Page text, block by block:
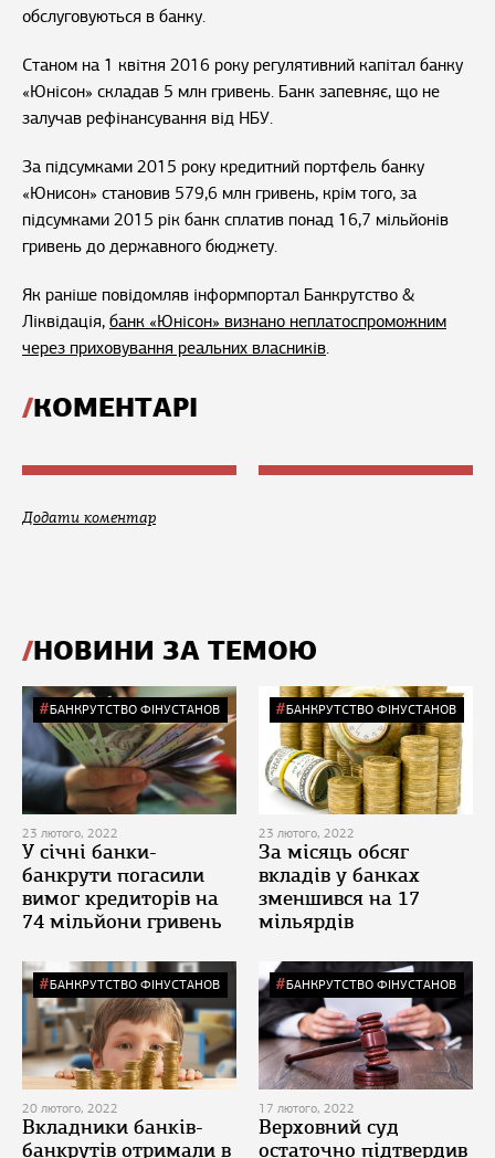
обслуговуються в банку.
Станом на 1 квітня 2016 року регулятивний капітал банку
«Юнісон» складав 5 млн гривень. Банк запевняє, що не
залучав рефінансування від НБУ.
За підсумками 2015 року кредитний портфель банку
«Юнисон» становив 579,6 млн гривень, крім того, за
підсумками 2015 рік банк сплатив понад 16,7 мільйонів
гривень до державного бюджету.
Як раніше повідомляв інформпортал Банкрутство &
Ліквідація, банк «Юнісон» визнано неплатоспроможним
через приховування реальних власників.
КОМЕНТАРІ
Додати коментар
НОВИНИ ЗА ТЕМОЮ
БАНКРУТСТВО ФІНУСТАНОВ
23 лютого, 2022
У січні банки-
банкрути погасили
вимог кредиторів на
74 мільйони гривень
БАНКРУТСТВО ФІНУСТАНОВ
23 лютого, 2022
За місяць обсяг
вкладів у банках
зменшився на 17
мільярдів
БАНКРУТСТВО ФІНУСТАНОВ
20 лютого, 2022
Вкладники банків-
банкрутів отримали в
БАНКРУТСТВО ФІНУСТАНОВ
17 лютого, 2022
Верховний суд
остаточно підтвердив